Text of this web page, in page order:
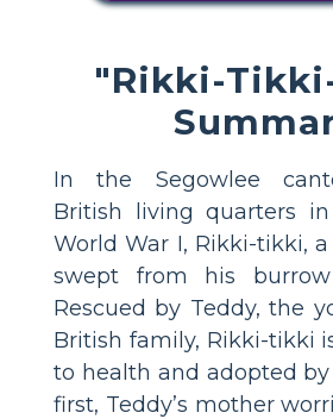
"Rikki-
In the Segowlee
British living quarters
World War I, Rikki-tikki,
swept from his
Rescued by Teddy, the
British family, Rikki-tikki
to health and adopted
first, Teddy’s mother